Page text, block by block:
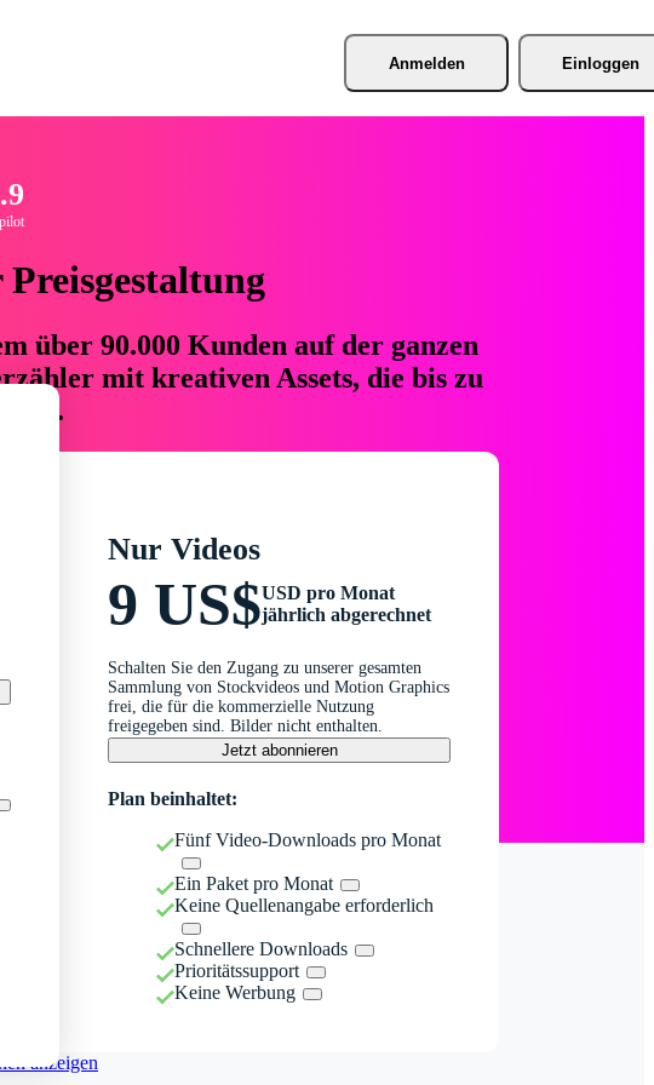
Anmelden Einloggen
über 90.000 Kunden auf der ganzen
mit kreativen Assets, die bis zu
Nur Videos
9 US$USD pro Monat
jährlich abgerechnet
Schalten Sie den Zugang zu unserer gesamten
Sammlung von Stockvideos und Motion Graphics
frei, die für die kommerzielle Nutzung
freigegeben sind. Bilder nicht enthalten.
Jetzt abonnieren
Plan beinhaltet:
Fünf Video-Downloads pro Monat
Ein Paket pro Monat
Keine Quellenangabe erforderlich
Schnellere Downloads
Prioritätssupport
Keine Werbung
anzeigen